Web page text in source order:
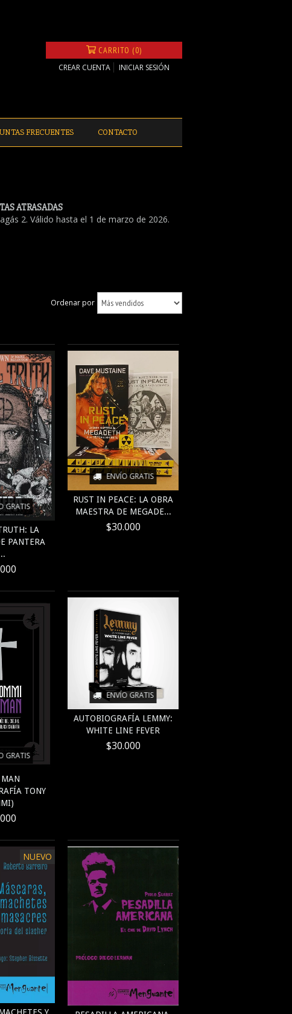
CARRITO (0)
CREAR CUENTA INICIAR SESIÓN
FRECUENTES CONTACTO
ATRASADAS
2. Válido hasta el 1 de marzo de 2026.
Ordenar por
GRATIS
LA
PANTERA
ENVÍO GRATIS
RUST IN PEACE: LA OBRA
MAESTRA DE MEGADE...
$30.000
GRATIS
TONY
ENVÍO GRATIS
AUTOBIOGRAFÍA LEMMY:
WHITE LINE FEVER
$30.000
NUEVO